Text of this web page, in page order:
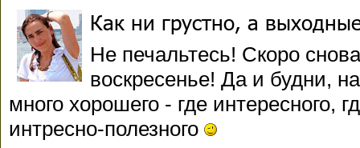
Как ни грустно, а
Не печальтесь! Скоро
воскресенье! Да и будни,
много хорошего - где интересного,
интресно-полезного